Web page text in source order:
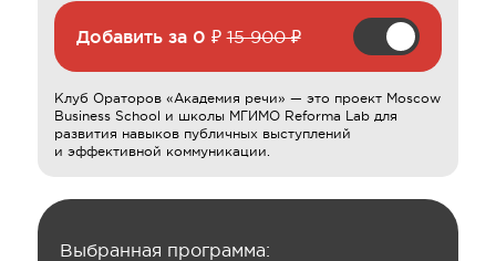
Добавить за 0 ₽ 15 900 ₽
Клуб Ораторов «Академия речи» — это проект Moscow
Business School и школы МГИМО Reforma Lab для
развития навыков публичных выступлений
и эффективной коммуникации.
Выбранная программа: